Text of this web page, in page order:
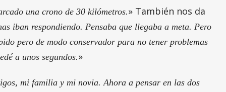
una crono de 30 kilómetros.» También nos da
iban respondiendo. Pensaba que llegaba a meta. Pero
pero de modo conservador para no tener problemas
a unos segundos.»
mi familia y mi novia. Ahora a pensar en las dos